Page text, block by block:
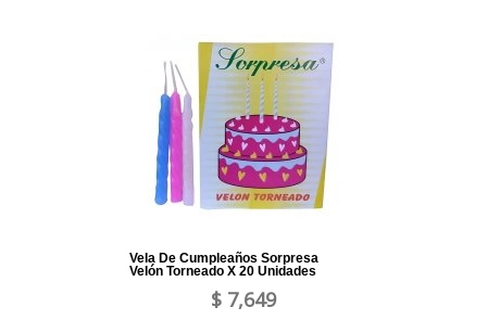
Vela De Cumpleaños Sorpresa
Velón Torneado X 20 Unidades
$ 7,649